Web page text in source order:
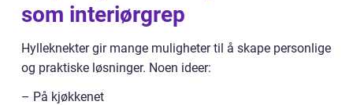
som interiørgrep
Hylleknekter gir mange muligheter til å skape personlige
og praktiske løsninger. Noen ideer:
– På kjøkkenet